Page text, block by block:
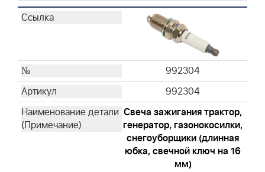
992304
992304
Свеча зажигания трактор,
генератор, газонокосилки,
снегоуборщики (длинная
юбка, свечной ключ на 16
мм)